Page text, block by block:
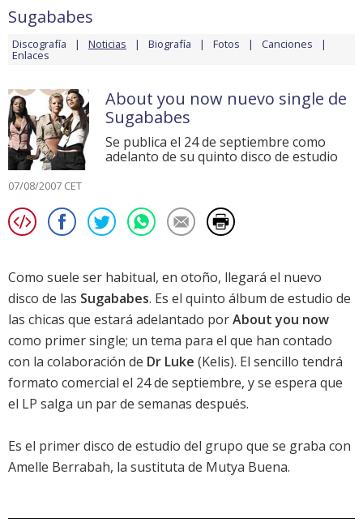
Sugababes
Discografía Noticias Biografía Fotos Canciones
Enlaces
About you now nuevo single de
Sugababes
Se publica el 24 de septiembre como
adelanto de su quinto disco de estudio
07/08/2007 CET
Como suele ser habitual, en otoño, llegará el nuevo
disco de las Sugababes. Es el quinto álbum de estudio de
las chicas que estará adelantado porAbout you now
como primer single; un tema para el que han contado
con la colaboración de Dr Luke (Kelis). El sencillo tendrá
formato comercial el 24 de septiembre, y se espera que
el LP salga un par de semanas después.
Es el primer disco de estudio del grupo que se graba con
Amelle Berrabah, la sustituta de Mutya Buena.